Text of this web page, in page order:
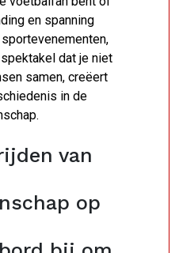
en spanning
dat je niet
samen, creëert
in de
van
op